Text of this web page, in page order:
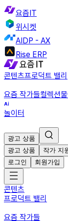
요즘IT
위시켓
AIDP - AX
Rise ERP
콘텐츠프로덕트 밸리
요즘 작가들컬렉션
놀이터
광고 상품
광고 상품
작가 지
로그인
회원가입
콘텐츠
프로덕트 밸리
요즘 작가들